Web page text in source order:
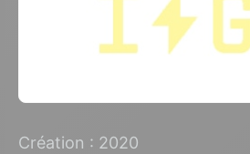
Création : 2020